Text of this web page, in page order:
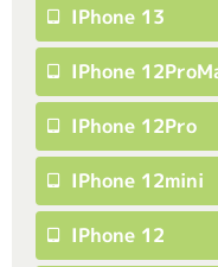
IPhone 13
IPhone
IPhone 12Pro
IPhone 12mini
IPhone 12